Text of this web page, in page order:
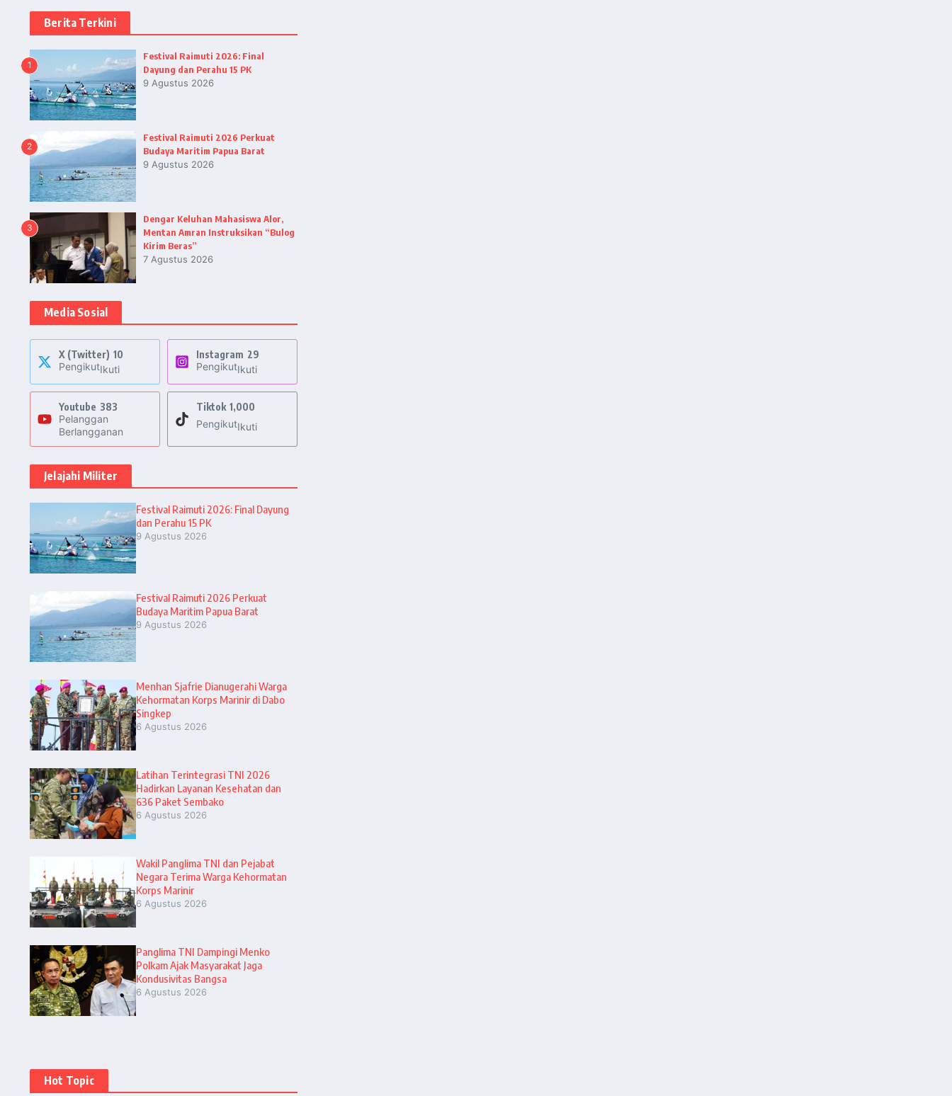
Berita Terkini
1
Festival Raimuti 2026: Final
Dayung dan Perahu 15 PK
9 Agustus 2026
2
Festival Raimuti 2026 Perkuat
Budaya Maritim Papua Barat
9 Agustus 2026
3
Dengar Keluhan Mahasiswa Alor,
Mentan Amran Instruksikan “Bulog
Kirim Beras”
7 Agustus 2026
Media Sosial
X (Twitter) 10
PengikutIkuti
Instagram 29
PengikutIkuti
Youtube 383
Pelanggan
Berlangganan
Tiktok 1,000
PengikutIkuti
Jelajahi Militer
Festival Raimuti 2026: Final Dayung
dan Perahu 15 PK
9 Agustus 2026
Festival Raimuti 2026 Perkuat
Budaya Maritim Papua Barat
9 Agustus 2026
Menhan Sjafrie Dianugerahi Warga
Kehormatan Korps Marinir di Dabo
Singkep
6 Agustus 2026
Latihan Terintegrasi TNI 2026
Hadirkan Layanan Kesehatan dan
636 Paket Sembako
6 Agustus 2026
Wakil Panglima TNI dan Pejabat
Negara Terima Warga Kehormatan
Korps Marinir
6 Agustus 2026
Panglima TNI Dampingi Menko
Polkam Ajak Masyarakat Jaga
Kondusivitas Bangsa
6 Agustus 2026
Hot Topic